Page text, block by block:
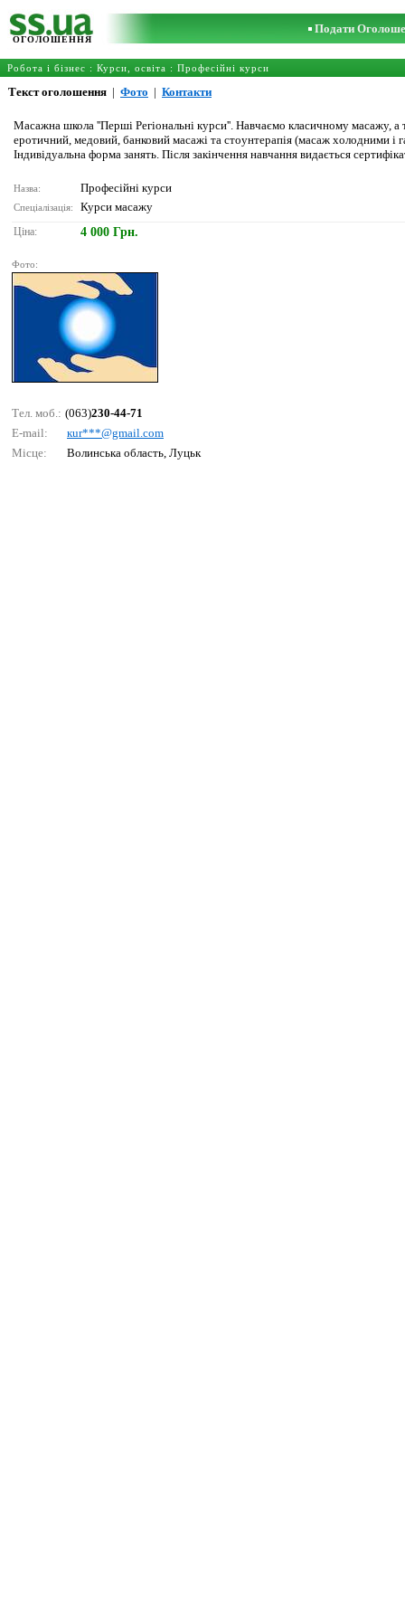
ОГОЛОШЕННЯ
Подати
Робота і бізнес : Курси, освіта : Професійні курси
Текст оголошення | Фото | Контакти
Масажна школа ''Перші Регіональні курси''. Навчаємо класичному масажу,
еротичний, медовий, банковий масажі та стоунтерапія (масаж холодними
Індивідуальна форма занять. Після закінчення навчання видається
Назва: Професійні курси
Спеціалізація: Курси масажу
Ціна: 4 000 Грн.
Фото:
Тел. моб.: (063)230-44-71
E-mail:
кur***@gmаil.соm
Місце:
Волинська область, Луцьк